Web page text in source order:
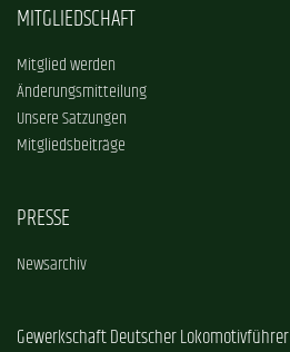
MITGLIEDSCHAFT
Mitglied werden
Änderungsmitteilung
Unsere Satzungen
Mitgliedsbeiträge
PRESSE
Newsarchiv
Gewerkschaft Deutscher Lokomotivführer